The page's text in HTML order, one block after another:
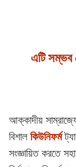
এটি সম্ভব
আক্কাদীয়
বিশালকিউনিফর্ম
সংজ্ঞায়িত করতে